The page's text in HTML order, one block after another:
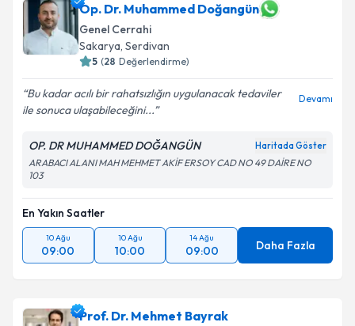
Op. Dr. Muhammed Doğangün
Genel Cerrahi
Sakarya, Serdivan
5 (28 Değerlendirme)
Bu kadar acılı bir rahatsızlığın uygulanacak tedaviler
ile sonuca ulaşabileceğini...
Devamı
OP. DR MUHAMMED DOĞANGÜN Haritada Göster
ARABACI ALANI MAH MEHMET AKİF ERSOY CAD NO 49 DAİRE NO
103
En Yakın Saatler
10 Ağu
09:00
10 Ağu
10:00
14 Ağu
09:00 Daha Fazla
Prof. Dr. Mehmet Bayrak